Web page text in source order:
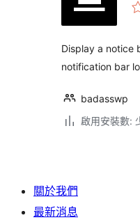
Display a notice
notification bar
badasswp
啟用安裝數:
關於我們
最新消息